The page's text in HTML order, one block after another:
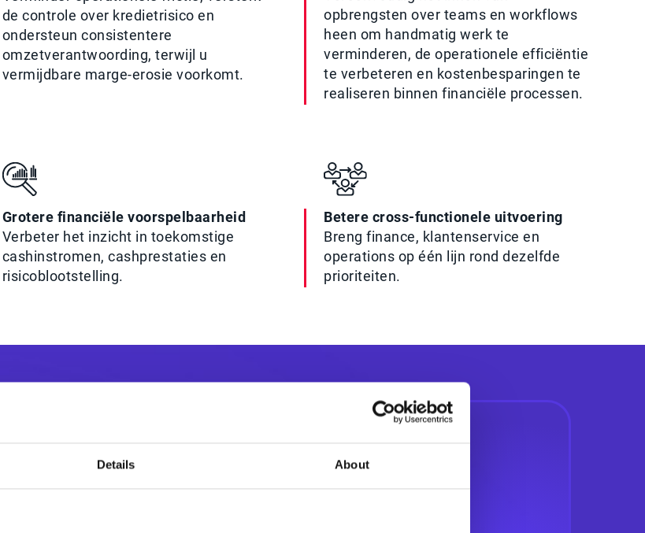
Details About
de controle over kredietrisico en
ondersteun consistentere
omzetverantwoording, terwijl u
vermijdbare marge-erosie voorkomt.
opbrengsten over teams en workflows
heen om handmatig werk te
verminderen, de operationele efficiëntie
te verbeteren en kostenbesparingen te
realiseren binnen financiële processen.
Grotere financiële voorspelbaarheid
Verbeter het inzicht in toekomstige
cashinstromen, cashprestaties en
risicoblootstelling.
Betere cross-functionele uitvoering
Breng finance, klantenservice en
operations op één lijn rond dezelfde
prioriteiten.